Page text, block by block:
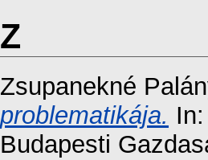
Z
Zsupanekné
problematikája.
Budapesti